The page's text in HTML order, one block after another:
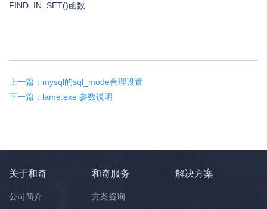
FIND_IN_SET()函数.
上一篇：mysql的sql_mode合理设置
下一篇：lame.exe 参数说明
关于和奇
公司简介
和奇服务
方案咨询
解决方案